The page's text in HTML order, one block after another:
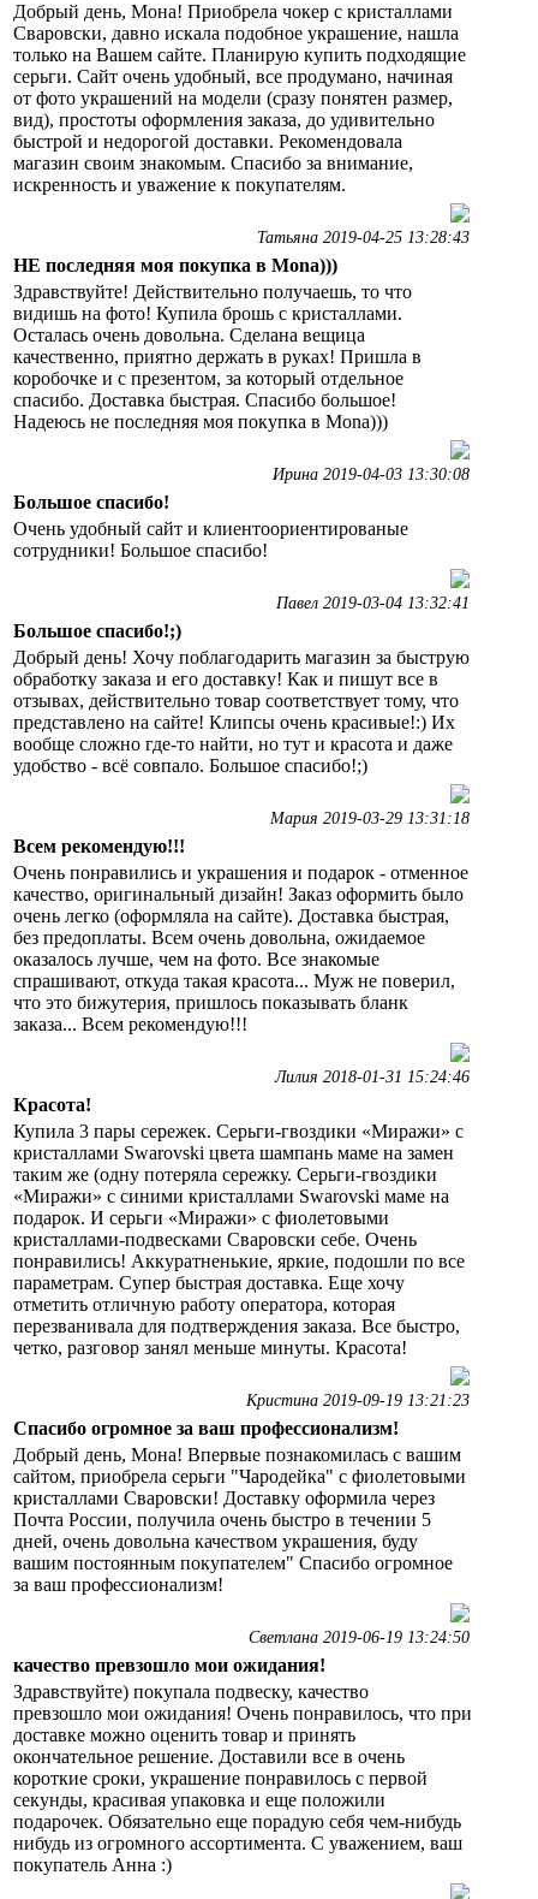
Добрый день, Мона! Приобрела чокер с кристаллами
Сваровски, давно искала подобное украшение, нашла
только на Вашем сайте. Планирую купить подходящие
серьги. Сайт очень удобный, все продумано, начиная
от фото украшений на модели (сразу понятен размер,
вид), простоты оформления заказа, до удивительно
быстрой и недорогой доставки. Рекомендовала
магазин своим знакомым. Спасибо за внимание,
искренность и уважение к покупателям.
Татьяна 2019-04-25 13:28:43
НЕ последняя моя покупка в Mona)))
Здравствуйте! Действительно получаешь, то что
видишь на фото! Купила брошь с кристаллами.
Осталась очень довольна. Сделана вещица
качественно, приятно держать в руках! Пришла в
коробочке и с презентом, за который отдельное
спасибо. Доставка быстрая. Спасибо большое!
Надеюсь не последняя моя покупка в Mona)))
Ирина 2019-04-03 13:30:08
Большое спасибо!
Очень удобный сайт и клиентоориентированые
сотрудники! Большое спасибо!
Павел 2019-03-04 13:32:41
Большое спасибо!;)
Добрый день! Хочу поблагодарить магазин за быструю
обработку заказа и его доставку! Как и пишут все в
отзывах, действительно товар соответствует тому, что
представлено на сайте! Клипсы очень красивые!:) Их
вообще сложно где-то найти, но тут и красота и даже
удобство - всё совпало. Большое спасибо!;)
Мария 2019-03-29 13:31:18
Всем рекомендую!!!
Очень понравились и украшения и подарок - отменное
качество, оригинальный дизайн! Заказ оформить было
очень легко (оформляла на сайте). Доставка быстрая,
без предоплаты. Всем очень довольна, ожидаемое
оказалось лучше, чем на фото. Все знакомые
спрашивают, откуда такая красота... Муж не поверил,
что это бижутерия, пришлось показывать бланк
заказа... Всем рекомендую!!!
Лилия 2018-01-31 15:24:46
Красота!
Купила 3 пары сережек. Серьги-гвоздики «Миражи» с
кристаллами Swarovski цвета шампань маме на замен
таким же (одну потеряла сережку. Серьги-гвоздики
«Миражи» с синими кристаллами Swarovski маме на
подарок. И серьги «Миражи» с фиолетовыми
кристаллами-подвесками Сваровски себе. Очень
понравились! Аккуратненькие, яркие, подошли по все
параметрам. Супер быстрая доставка. Еще хочу
отметить отличную работу оператора, которая
перезванивала для подтверждения заказа. Все быстро,
четко, разговор занял меньше минуты. Красота!
Кристина 2019-09-19 13:21:23
Спасибо огромное за ваш профессионализм!
Добрый день, Мона! Впервые познакомилась с вашим
сайтом, приобрела серьги "Чародейка" с фиолетовыми
кристаллами Сваровски! Доставку оформила через
Почта России, получила очень быстро в течении 5
дней, очень довольна качеством украшения, буду
вашим постоянным покупателем" Спасибо огромное
за ваш профессионализм!
Светлана 2019-06-19 13:24:50
качество превзошло мои ожидания!
Здравствуйте) покупала подвеску, качество
превзошло мои ожидания! Очень понравилось, что при
доставке можно оценить товар и принять
окончательное решение. Доставили все в очень
короткие сроки, украшение понравилось с первой
секунды, красивая упаковка и еще положили
подарочек. Обязательно еще порадую себя чем-нибудь
нибудь из огромного ассортимента. С уважением, ваш
покупатель Анна :)